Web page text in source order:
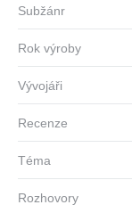
Subžánr
Rok výroby
Vývojáři
Recenze
Téma
Rozhovory